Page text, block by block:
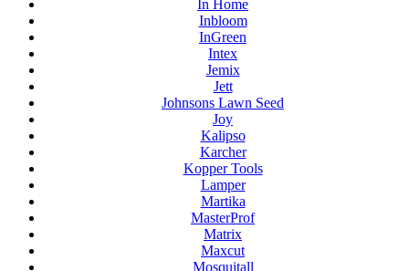
In Home
Inbloom
InGreen
Intex
Jemix
Jett
Johnsons Lawn Seed
Joy
Kalipso
Karcher
Kopper Tools
Lamper
Martika
MasterProf
Matrix
Maxcut
Mosquitall